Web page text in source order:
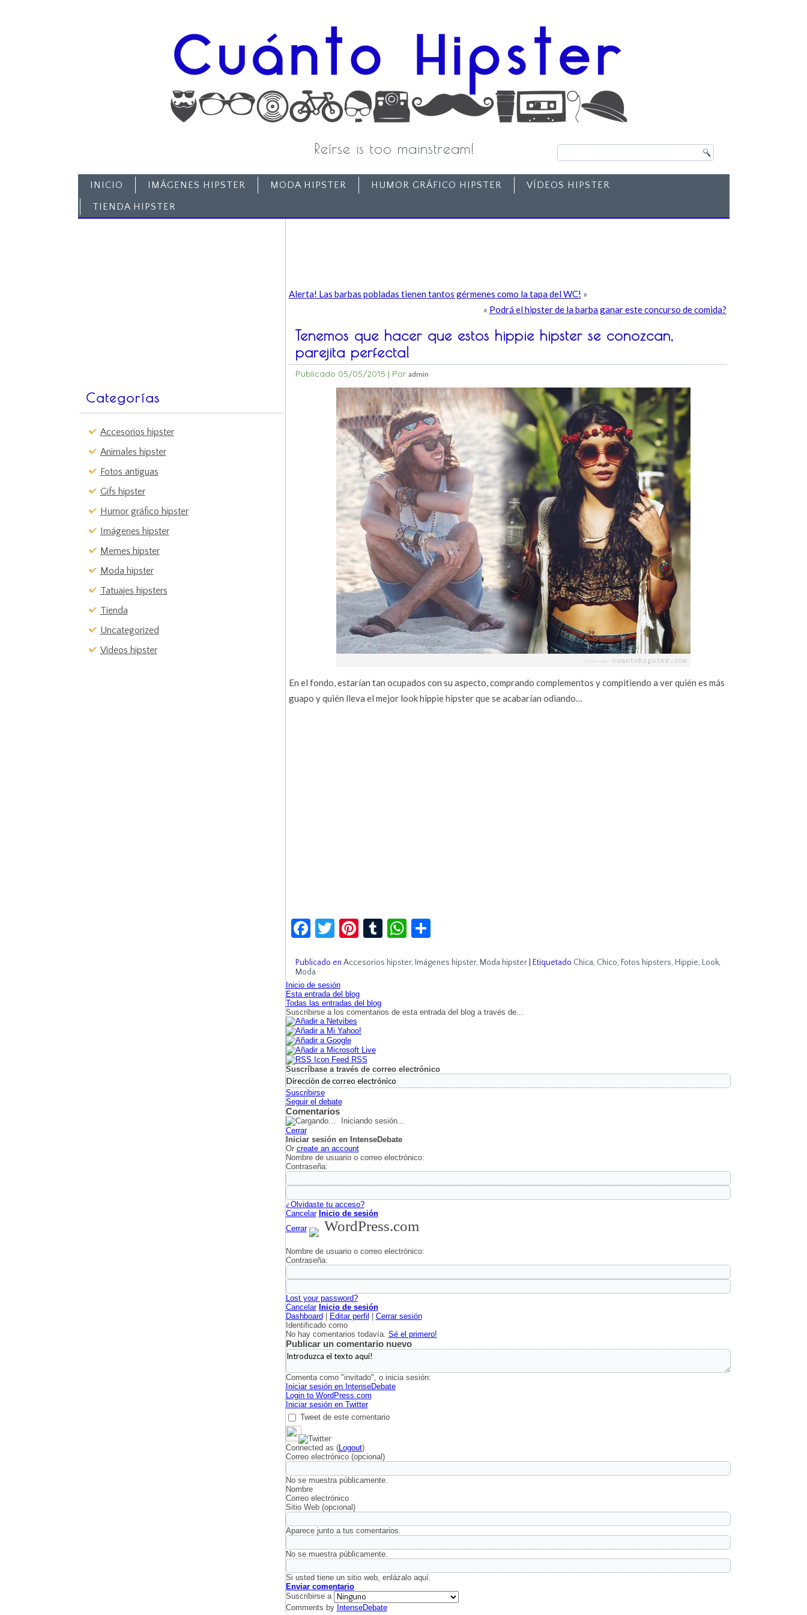
Reírse is too mainstream!
INICIO IMÁGENES HIPSTER MODA HIPSTER HUMOR GRÁFICO HIPSTER
VÍDEOS HIPSTER
TIENDA HIPSTER
Categorías
Accesorios hipster
Animales hipster
Fotos antiguas
Gifs hipster
Humor gráfico hipster
Imágenes hipster
Memes hipster
Moda hipster
Tatuajes hipsters
Tienda
Uncategorized
Vídeos hipster
Alerta! Las barbas pobladas tienen tantos gérmenes como la tapa del WC! »
« Podrá el hipster de la barba ganar este concurso de comida?
Tenemos que hacer que estos hippie hipster se conozcan,
parejita perfecta!
Publicado 05/05/2015 | Por admin
En el fondo, estarían tan ocupados con su aspecto, comprando complementos y compitiendo a ver quién es más
guapo y quién lleva el mejor look hippie hipster que se acabarían odiando…
Facebook
Twitter
Pinterest
TumblrWhatsApp
Compartir
Publicado en Accesorios hipster, Imágenes hipster, Moda hipster| Etiquetado Chica, Chico, Fotos hipsters, Hippie, Look,
Moda
Inicio de sesión
Esta entrada del blog
Todas las entradas del blog
Suscribirse a los comentarios de esta entrada del blog a través de...
Feed RSS
Suscríbase a través de correo electrónico
Suscribirse
Seguir el debate
Comentarios
Iniciando sesión...
Cerrar
Iniciar sesión en IntenseDebate
Or create an account
Nombre de usuario o correo electrónico:
Contraseña:
¿Olvidaste tu acceso?
Cancelar Inicio de sesión
Cerrar
WordPress.com
Nombre de usuario o correo electrónico:
Contraseña:
Lost your password?
Cancelar Inicio de sesión
Dashboard
Editar perfil
Cerrar sesión
Identificado como
No hay comentarios todavía. Sé el primero!
Publicar un comentario nuevo
Comenta como "invitado", o inicia sesión:
Iniciar sesión en IntenseDebate
Login to WordPress.com
Iniciar sesión en Twitter
Tweet de este comentario
Connected as (Logout)
Correo electrónico (opcional)
No se muestra públicamente.
Nombre
Correo electrónico
Sitio Web (opcional)
Aparece junto a tus comentarios.
No se muestra públicamente.
Si usted tiene un sitio web, enlázalo aquí.
Enviar comentario
Suscribirse a
Comments by IntenseDebate